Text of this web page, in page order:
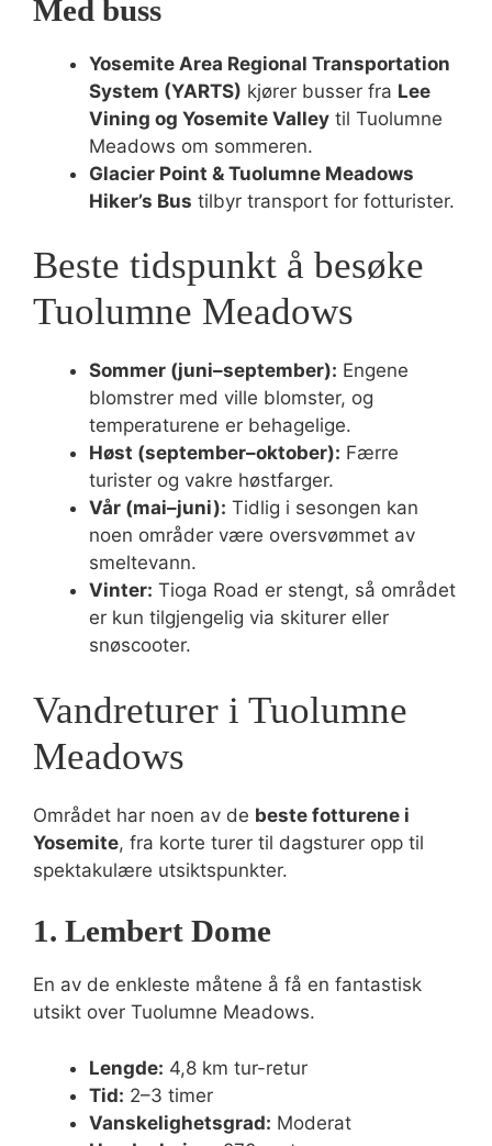
Med buss
Yosemite Area Regional Transportation
System (YARTS) kjører busser fra Lee
Vining og Yosemite Valley til Tuolumne
Meadows om sommeren.
Glacier Point & Tuolumne Meadows
Hiker’s Bus tilbyr transport for fotturister.
Beste tidspunkt å besøke
Tuolumne Meadows
Sommer (juni–september): Engene
blomstrer med ville blomster, og
temperaturene er behagelige.
Høst (september–oktober): Færre
turister og vakre høstfarger.
Vår (mai–juni): Tidlig i sesongen kan
noen områder være oversvømmet av
smeltevann.
Vinter: Tioga Road er stengt, så området
er kun tilgjengelig via skiturer eller
snøscooter.
Vandreturer i Tuolumne
Meadows
Området har noen av de beste fotturene i
Yosemite, fra korte turer til dagsturer opp til
spektakulære utsiktspunkter.
1. Lembert Dome
En av de enkleste måtene å få en fantastisk
utsikt over Tuolumne Meadows.
Lengde: 4,8 km tur-retur
Tid: 2–3 timer
Vanskelighetsgrad: Moderat